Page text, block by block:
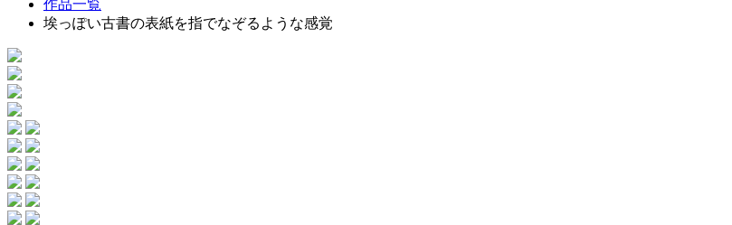
作品一覧
埃っぽい古書の表紙を指でなぞるような感覚